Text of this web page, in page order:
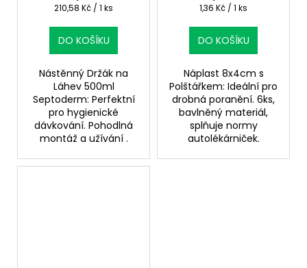
Měrná
210,58 Kč / 1 ks
DO KOŠÍKU
Nástěnný Držák na
Láhev 500ml
Septoderm: Perfektní
pro hygienické
dávkování. Pohodlná
montáž a užívání .
Měrná
1,36 Kč / 1 ks
DO KOŠÍKU
Náplast 8x4cm s
Polštářkem: Ideální pro
drobná poranění. 6ks,
bavlněný materiál,
splňuje normy
autolékárniček.